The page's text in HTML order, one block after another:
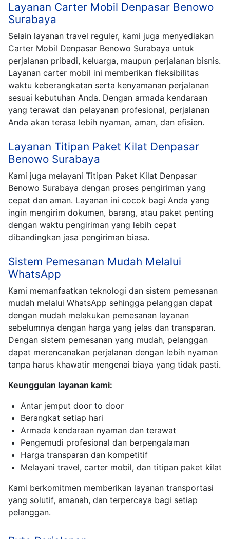
Layanan Carter Mobil Denpasar Benowo
Surabaya
Selain layanan travel reguler, kami juga menyediakan
Carter Mobil Denpasar Benowo Surabaya untuk
perjalanan pribadi, keluarga, maupun perjalanan bisnis.
Layanan carter mobil ini memberikan fleksibilitas
waktu keberangkatan serta kenyamanan perjalanan
sesuai kebutuhan Anda. Dengan armada kendaraan
yang terawat dan pelayanan profesional, perjalanan
Anda akan terasa lebih nyaman, aman, dan efisien.
Layanan Titipan Paket Kilat Denpasar
Benowo Surabaya
Kami juga melayani Titipan Paket Kilat Denpasar
Benowo Surabaya dengan proses pengiriman yang
cepat dan aman. Layanan ini cocok bagi Anda yang
ingin mengirim dokumen, barang, atau paket penting
dengan waktu pengiriman yang lebih cepat
dibandingkan jasa pengiriman biasa.
Sistem Pemesanan Mudah Melalui
WhatsApp
Kami memanfaatkan teknologi dan sistem pemesanan
mudah melalui WhatsApp sehingga pelanggan dapat
dengan mudah melakukan pemesanan layanan
sebelumnya dengan harga yang jelas dan transparan.
Dengan sistem pemesanan yang mudah, pelanggan
dapat merencanakan perjalanan dengan lebih nyaman
tanpa harus khawatir mengenai biaya yang tidak pasti.
Keunggulan layanan kami:
Antar jemput door to door
Berangkat setiap hari
Armada kendaraan nyaman dan terawat
Pengemudi profesional dan berpengalaman
Harga transparan dan kompetitif
Melayani travel, carter mobil, dan titipan paket kilat
Kami berkomitmen memberikan layanan transportasi
yang solutif, amanah, dan terpercaya bagi setiap
pelanggan.